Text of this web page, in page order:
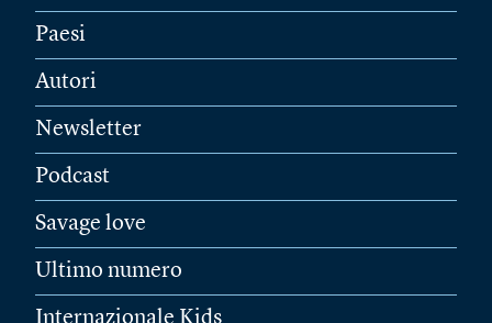
Paesi
Autori
Newsletter
Podcast
Savage love
Ultimo numero
Internazionale Kids